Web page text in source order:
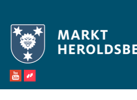
springen